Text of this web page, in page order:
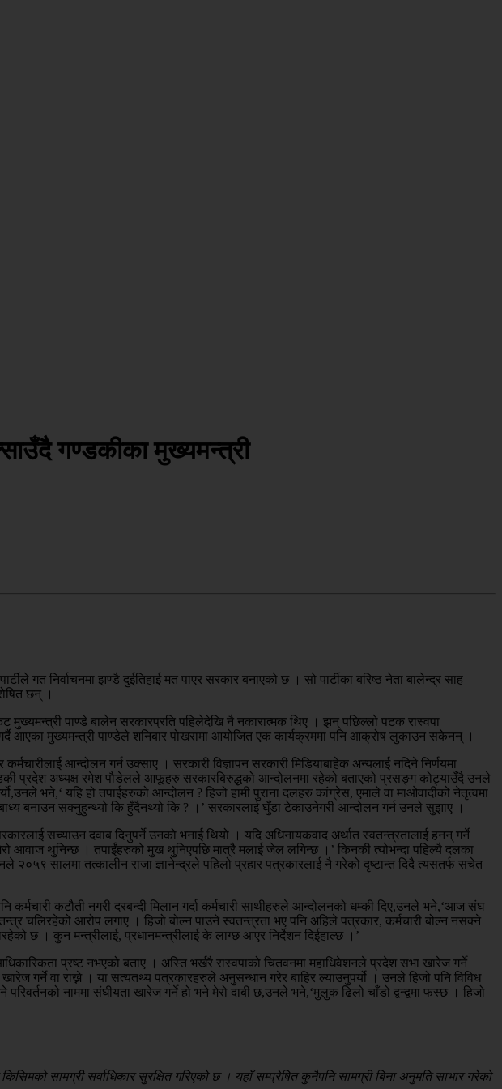
गण्डकीका मुख्यमन्त्री
गत निर्वाचनमा झण्डै दुईतिहाई मत पाएर सरकार बनाएको छ । सो पार्टीका बरिष्ठ नेता बालेन्द्र साह
छन् ।
मुख्यमन्त्री पाण्डे बालेन सरकारप्रति पहिलेदेखि नै नकारात्मक थिए । झन् पछिल्लो पटक रास्वपा
आएका मुख्यमन्त्री पाण्डेले शनिबार पोखरामा आयोजित एक कार्यक्रममा पनि आक्रोष लुकाउन सकेनन् ।
आन्दोलन गर्न उक्साए । सरकारी विज्ञापन सरकारी मिडियाबाहेक अन्यलाई नदिने निर्णयमा
प्रदेश अध्यक्ष रमेश पौडेलले आफूहरु सरकारबिरुद्धको आन्दोलनमा रहेको बताएको प्रसङ्ग कोट्याउँदै उनले
भने,‘ यहि हो तपाईंहरुको आन्दोलन ? हिजो हामी पुराना दलहरु कांग्रेस, एमाले वा माओवादीको नेतृत्वमा
बनाउन सक्नुहुन्थ्यो कि हुँदैनथ्यो कि ? ।’ सरकारलाई घुँडा टेकाउनेगरी आन्दोलन गर्न उनले सुझाए ।
सच्याउन दवाब दिनुपर्ने उनको भनाई थियो । यदि अधिनायकवाद अर्थात स्वतन्त्रतालाई हनन् गर्ने
आवाज थुनिन्छ । तपाईंहरुको मुख थुनिएपछि मात्रै मलाई जेल लगिन्छ ।’ किनकी त्योभन्दा पहिल्यै दलका
सालमा तत्कालीन राजा ज्ञानेन्द्रले पहिलो प्रहार पत्रकारलाई नै गरेको दृष्टान्त दिदै त्यसतर्फ सचेत
कर्मचारी कटौती नगरी दरबन्दी मिलान गर्दा कर्मचारी साथीहरुले आन्दोलनको धम्की दिए,उनले भने,‘आज संघ
चलिरहेको आरोप लगाए । हिजो बोल्न पाउने स्वतन्त्रता भए पनि अहिले पत्रकार, कर्मचारी बोल्न नसक्ने
छ । कुन मन्त्रीलाई, प्रधानमन्त्रीलाई के लाग्छ आएर निर्देशन दिईहाल्छ ।’
प्रष्ट नभएको बताए । अस्ति भर्खरै रास्वपाको चितवनमा महाधिवेशनले प्रदेश सभा खारेज गर्ने
गर्ने वा राख्ने । या सत्यतथ्य पत्रकारहरुले अनुसन्धान गरेर बाहिर ल्याउनुपर्यो । उनले हिजो पनि विविध
नाममा संघीयता खारेज गर्ने हो भने मेरो दाबी छ,उनले भने,‘मुलुक ढिलो चाँडो द्वन्द्वमा फस्छ । हिजो
सामग्री सर्वाधिकार सुरक्षित गरिएको छ । यहाँ सम्प्रेषित कुनैपनि सामग्री बिना अनुमति साभार गरेको